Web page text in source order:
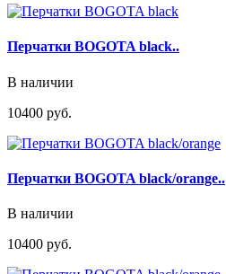
Перчатки BOGOTA black..
В наличии
10400 руб.
Перчатки BOGOTA black/orange..
В наличии
10400 руб.